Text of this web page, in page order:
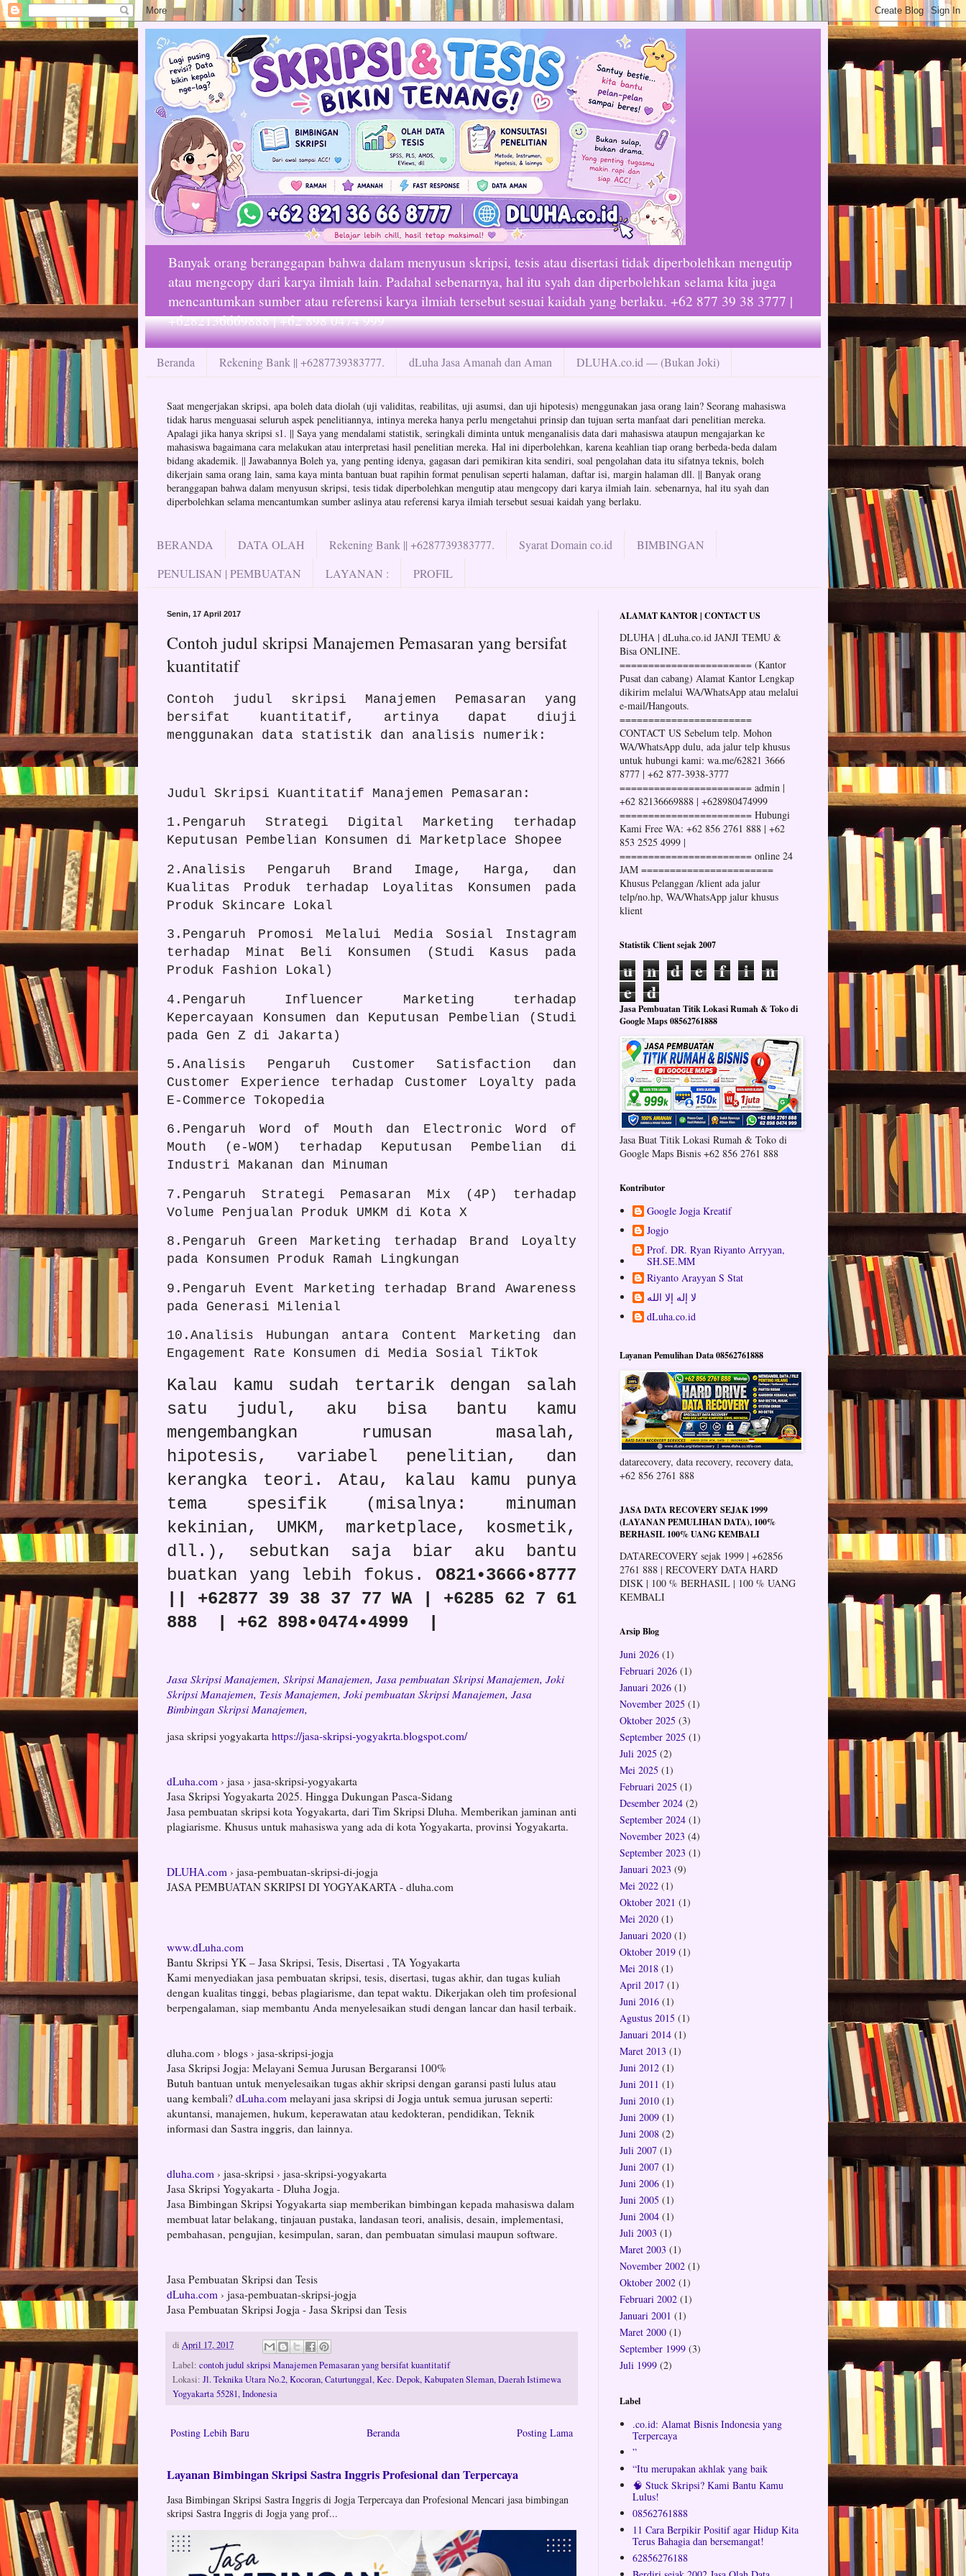
Banyak orang beranggapan bahwa dalam menyusun skripsi, tesis atau disertasi tidak diperbolehkan mengutip
atau mengcopy dari karya ilmiah lain. Padahal sebenarnya, hal itu syah dan diperbolehkan selama kita juga
mencantumkan sumber atau referensi karya ilmiah tersebut sesuai kaidah yang berlaku. +62 877 39 38 3777 |
+6282136669888 | +62 898 0474 999
Beranda Rekening Bank || +6287739383777. dLuha Jasa Amanah dan Aman DLUHA.co.id — (Bukan Joki)
Saat mengerjakan skripsi, apa boleh data diolah (uji validitas, reabilitas, uji asumsi, dan uji hipotesis) menggunakan jasa orang lain? Seorang mahasiswa
tidak harus menguasai seluruh aspek penelitiannya, intinya mereka hanya perlu mengetahui prinsip dan tujuan serta manfaat dari penelitian mereka.
Apalagi jika hanya skripsi s1. || Saya yang mendalami statistik, seringkali diminta untuk menganalisis data dari mahasiswa ataupun mengajarkan ke
mahasiswa bagaimana cara melakukan atau interpretasi hasil penelitian mereka. Hal ini diperbolehkan, karena keahlian tiap orang berbeda-beda dalam
bidang akademik. || Jawabannya Boleh ya, yang penting idenya, gagasan dari pemikiran kita sendiri, soal pengolahan data itu sifatnya teknis, boleh
dikerjain sama orang lain, sama kaya minta bantuan buat rapihin format penulisan seperti halaman, daftar isi, margin halaman dll. || Banyak orang
beranggapan bahwa dalam menyusun skripsi, tesis tidak diperbolehkan mengutip atau mengcopy dari karya ilmiah lain. sebenarnya, hal itu syah dan
diperbolehkan selama mencantumkan sumber aslinya atau referensi karya ilmiah tersebut sesuai kaidah yang berlaku.
BERANDA DATA OLAH Rekening Bank || +6287739383777. Syarat Domain co.id
BIMBINGAN
PENULISAN | PEMBUATAN
LAYANAN : PROFIL
Senin, 17 April 2017
Contoh judul skripsi Manajemen Pemasaran yang bersifat
kuantitatif
Contoh judul skripsi Manajemen Pemasaran yang
bersifat kuantitatif, artinya dapat diuji
menggunakan data statistik dan analisis numerik:
Judul Skripsi Kuantitatif Manajemen Pemasaran:
1.Pengaruh Strategi Digital Marketing terhadap
Keputusan Pembelian Konsumen di Marketplace Shopee
2.Analisis Pengaruh Brand Image, Harga, dan
Kualitas Produk terhadap Loyalitas Konsumen pada
Produk Skincare Lokal
3.Pengaruh Promosi Melalui Media Sosial Instagram
terhadap Minat Beli Konsumen (Studi Kasus pada
Produk Fashion Lokal)
4.Pengaruh Influencer Marketing terhadap
Kepercayaan Konsumen dan Keputusan Pembelian (Studi
pada Gen Z di Jakarta)
5.Analisis Pengaruh Customer Satisfaction dan
Customer Experience terhadap Customer Loyalty pada
E-Commerce Tokopedia
6.Pengaruh Word of Mouth dan Electronic Word of
Mouth (e-WOM) terhadap Keputusan Pembelian di
Industri Makanan dan Minuman
7.Pengaruh Strategi Pemasaran Mix (4P) terhadap
Volume Penjualan Produk UMKM di Kota X
8.Pengaruh Green Marketing terhadap Brand Loyalty
pada Konsumen Produk Ramah Lingkungan
9.Pengaruh Event Marketing terhadap Brand Awareness
pada Generasi Milenial
10.Analisis Hubungan antara Content Marketing dan
Engagement Rate Konsumen di Media Sosial TikTok
Kalau kamu sudah tertarik dengan salah
satu judul, aku bisa bantu kamu
mengembangkan rumusan masalah,
hipotesis, variabel penelitian, dan
kerangka teori. Atau, kalau kamu punya
tema spesifik (misalnya: minuman
kekinian, UMKM, marketplace, kosmetik,
dll.), sebutkan saja biar aku bantu
buatkan yang lebih fokus. O821•3666•8777
|| +62877 39 38 37 77 WA | +6285 62 7 61
888 | +62 898•0474•4999 |
Jasa Skripsi Manajemen, Skripsi Manajemen, Jasa pembuatan Skripsi Manajemen, Joki
Skripsi Manajemen, Tesis Manajemen, Joki pembuatan Skripsi Manajemen, Jasa
Bimbingan Skripsi Manajemen,
jasa skripsi yogyakarta https://jasa-skripsi-yogyakrta.blogspot.com/
dLuha.com › jasa › jasa-skripsi-yogyakarta
Jasa Skripsi Yogyakarta 2025. Hingga Dukungan Pasca-Sidang
Jasa pembuatan skripsi kota Yogyakarta, dari Tim Skripsi Dluha. Memberikan jaminan anti
plagiarisme. Khusus untuk mahasiswa yang ada di kota Yogyakarta, provinsi Yogyakarta.
DLUHA.com › jasa-pembuatan-skripsi-di-jogja
JASA PEMBUATAN SKRIPSI DI YOGYAKARTA - dluha.com
www.dLuha.com
Bantu Skripsi YK – Jasa Skripsi, Tesis, Disertasi , TA Yogyakarta
Kami menyediakan jasa pembuatan skripsi, tesis, disertasi, tugas akhir, dan tugas kuliah
dengan kualitas tinggi, bebas plagiarisme, dan tepat waktu. Dikerjakan oleh tim profesional
berpengalaman, siap membantu Anda menyelesaikan studi dengan lancar dan hasil terbaik.
dluha.com › blogs › jasa-skripsi-jogja
Jasa Skripsi Jogja: Melayani Semua Jurusan Bergaransi 100%
Butuh bantuan untuk menyelesaikan tugas akhir skripsi dengan garansi pasti lulus atau
uang kembali? dLuha.com melayani jasa skripsi di Jogja untuk semua jurusan seperti:
akuntansi, manajemen, hukum, keperawatan atau kedokteran, pendidikan, Teknik
informasi dan Sastra inggris, dan lainnya.
dluha.com › jasa-skripsi › jasa-skripsi-yogyakarta
Jasa Skripsi Yogyakarta - Dluha Jogja.
Jasa Bimbingan Skripsi Yogyakarta siap memberikan bimbingan kepada mahasiswa dalam
membuat latar belakang, tinjauan pustaka, landasan teori, analisis, desain, implementasi,
pembahasan, pengujian, kesimpulan, saran, dan pembuatan simulasi maupun software.
Jasa Pembuatan Skripsi dan Tesis
dLuha.com › jasa-pembuatan-skripsi-jogja
Jasa Pembuatan Skripsi Jogja - Jasa Skripsi dan Tesis
di April 17, 2017
Label: contoh judul skripsi Manajemen Pemasaran yang bersifat kuantitatif
Lokasi: Jl. Teknika Utara No.2, Kocoran, Caturtunggal, Kec. Depok, Kabupaten Sleman, Daerah Istimewa
Yogyakarta 55281, Indonesia
Posting Lebih Baru Posting Lama
Beranda
Layanan Bimbingan Skripsi Sastra Inggris Profesional dan Terpercaya
Jasa Bimbingan Skripsi Sastra Inggris di Jogja Terpercaya dan Profesional Mencari jasa bimbingan
skripsi Sastra Inggris di Jogja yang prof...
ALAMAT KANTOR | CONTACT US
DLUHA | dLuha.co.id JANJI TEMU &
Bisa ONLINE.
======================= (Kantor
Pusat dan cabang) Alamat Kantor Lengkap
dikirim melalui WA/WhatsApp atau melalui
e-mail/Hangouts.
=======================
CONTACT US Sebelum telp. Mohon
WA/WhatsApp dulu, ada jalur telp khusus
untuk hubungi kami: wa.me/62821 3666
8777 | +62 877-3938-3777
======================= admin |
+62 82136669888 | +628980474999
======================= Hubungi
Kami Free WA: +62 856 2761 888 | +62
853 2525 4999 |
======================= online 24
JAM =======================
Khusus Pelanggan /klient ada jalur
telp/no.hp, WA/WhatsApp jalur khusus
klient
Statistik Client sejak 2007
u n d e f i
n
e d
Jasa Pembuatan Titik Lokasi Rumah & Toko di
Google Maps 08562761888
Jasa Buat Titik Lokasi Rumah & Toko di
Google Maps Bisnis +62 856 2761 888
Kontributor
Google Jogja Kreatif
Jogjo
Prof. DR. Ryan Riyanto Arryyan,
SH.SE.MM
Riyanto Arayyan S Stat
لا إله إلا الله
dLuha.co.id
Layanan Pemulihan Data 08562761888
datarecovery, data recovery, recovery data,
+62 856 2761 888
JASA DATA RECOVERY SEJAK 1999
(LAYANAN PEMULIHAN DATA), 100%
BERHASIL 100% UANG KEMBALI
DATARECOVERY sejak 1999 | +62856
2761 888 | RECOVERY DATA HARD
DISK | 100 % BERHASIL | 100 % UANG
KEMBALI
Arsip Blog
Juni 2026 (1)
Februari 2026 (1)
Januari 2026 (1)
November 2025 (1)
Oktober 2025 (3)
September 2025 (1)
Juli 2025 (2)
Mei 2025 (1)
Februari 2025 (1)
Desember 2024 (2)
September 2024 (1)
November 2023 (4)
September 2023 (1)
Januari 2023 (9)
Mei 2022 (1)
Oktober 2021 (1)
Mei 2020 (1)
Januari 2020 (1)
Oktober 2019 (1)
Mei 2018 (1)
April 2017 (1)
Juni 2016 (1)
Agustus 2015 (1)
Januari 2014 (1)
Maret 2013 (1)
Juni 2012 (1)
Juni 2011 (1)
Juni 2010 (1)
Juni 2009 (1)
Juni 2008 (2)
Juli 2007 (1)
Juni 2007 (1)
Juni 2006 (1)
Juni 2005 (1)
Juni 2004 (1)
Juli 2003 (1)
Maret 2003 (1)
November 2002 (1)
Oktober 2002 (1)
Februari 2002 (1)
Januari 2001 (1)
Maret 2000 (1)
September 1999 (3)
Juli 1999 (2)
Label
.co.id: Alamat Bisnis Indonesia yang
Terpercaya
”
“Itu merupakan akhlak yang baik
🧠 Stuck Skripsi? Kami Bantu Kamu
Lulus!
08562761888
11 Cara Berpikir Positif agar Hidup Kita
Terus Bahagia dan bersemangat!
62856276188